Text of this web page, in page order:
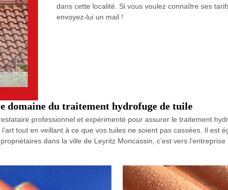
dans cette localité. Si vous voulez connaître ses
envoyez-lui un mail !
domaine du traitement hydrofuge de tuile
professionnel et expérimenté pour assurer le traitement
tout en veillant à ce que vos tuiles ne soient pas cassées. Il est
dans la ville de Leyritz Moncassin, c’est vers